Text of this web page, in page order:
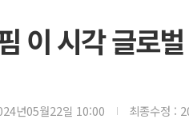
이 시각 글로
년05월22일 10:00 최종수정 :